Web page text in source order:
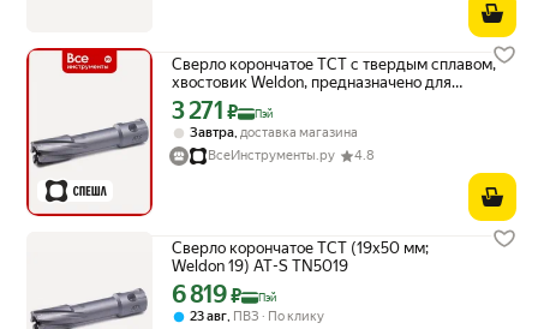
Сверло корончатое TCT с твердым сплавом,
хвостовик Weldon, предназначено для
точного металлорежущего сверления
Цена с картой Яндекс Пэй 3271 ₽ вместо
3 271 ₽ Пэй
Завтра, доставка магазина
ВсеИнструменты.ру
4.8
Сверло корончатое TCT (19х50 мм;
Weldon 19) AT-S TN5019
Цена с картой Яндекс Пэй 6819 ₽ вместо
6 819₽ Пэй
23 авг ПВЗ
По клику